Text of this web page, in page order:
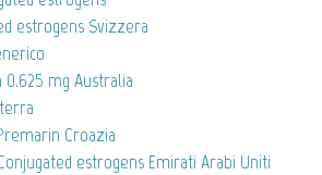
estrogens Svizzera
mg Australia
Croazia
estrogens Emirati Arabi Uniti